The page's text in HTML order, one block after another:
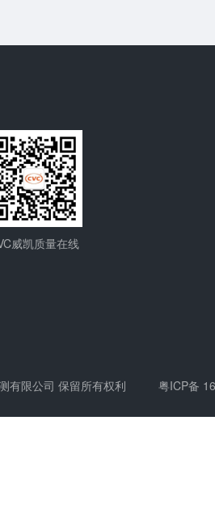
威凯质量在线
有限公司 保留所有权利 粤ICP备